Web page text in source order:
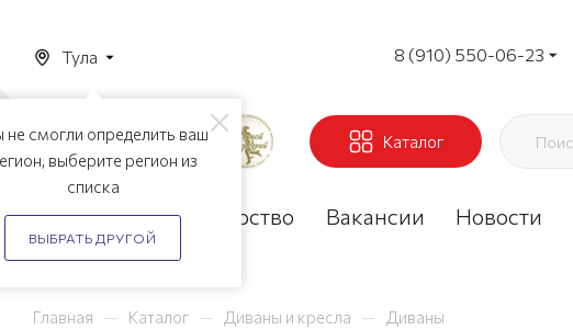
Тула
смогли определить ваш
выберите регион из
списка
ВЫБРАТЬ ДРУГОЙ
8 (910) 550-06-23
Каталог
Акции Партнерство Вакансии Новости
Главная — Каталог — Диваны и кресла — Диваны